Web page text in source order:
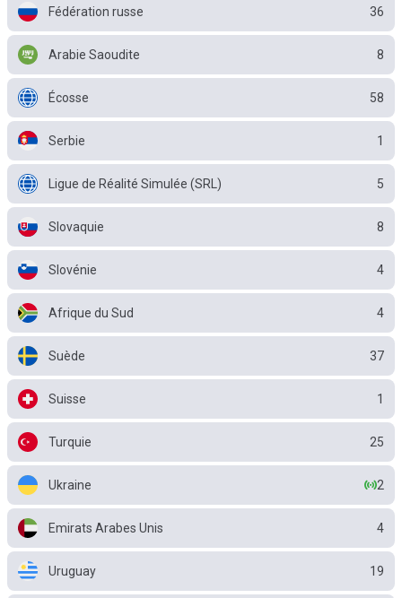
Fédération russe 36
Arabie Saoudite 8
Écosse 58
Serbie 1
Ligue de Réalité Simulée (SRL) 5
Slovaquie 8
Slovénie 4
Afrique du Sud 4
Suède 37
Suisse 1
Turquie 25
Ukraine 2
Emirats Arabes Unis 4
Uruguay 19